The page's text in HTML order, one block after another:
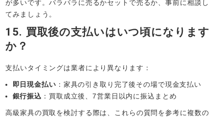
が多いです。バラバラに売るかセットで売るか、事前に相談し
てみましょう。
15. 買取後の支払いはいつ頃になります
か？
支払いタイミングは業者により異なります：
即日現金払い ：家具の引き取り完了後その場で現金支払い
銀行振込 ：買取成立後、7営業日以内に振込まとめ
高級家具の買取を検討する際は、これらの質問を参考に複数の